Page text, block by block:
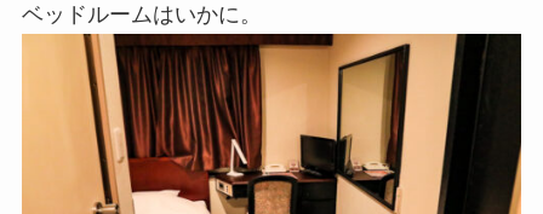
ベッドルームはいかに。